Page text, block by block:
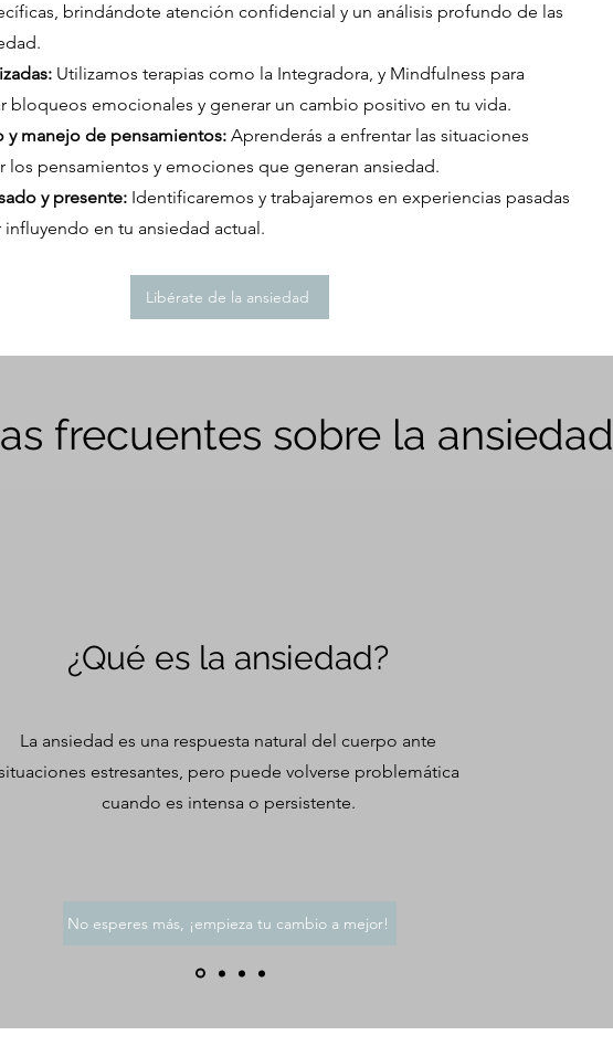
brindándote atención confidencial y un análisis profundo de las
Utilizamos terapias como la Integradora, y Mindfulness para
bloqueos emocionales y generar un cambio positivo en tu vida.
y manejo de pensamientos: Aprenderás a enfrentar las situaciones
los pensamientos y emociones que generan ansiedad.
y presente: Identificaremos y trabajaremos en experiencias pasadas
en tu ansiedad actual.
Libérate de la ansiedad
frecuentes sobre la ansiedad
¿Qué es la ansiedad?
La ansiedad es una respuesta natural del cuerpo ante
estresantes, pero puede volverse problemática
cuando es intensa o persistente.
No esperes más, ¡empieza tu cambio a mejor!